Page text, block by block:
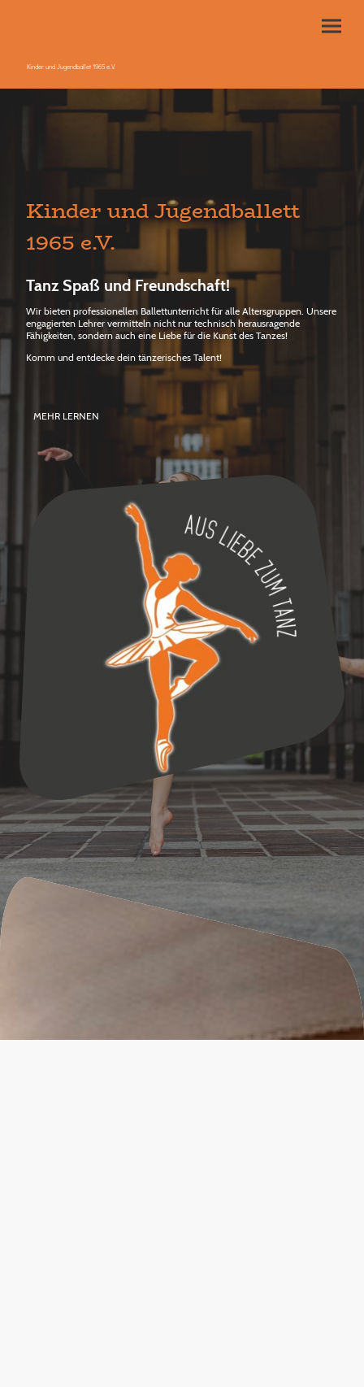
Kinder und Jugendballet 1965 e.V.
Kinder und Jugendballett
1965 e.V.
Tanz Spaß und Freundschaft!
Wir bieten professionellen Ballettunterricht für alle Altersgruppen. Unsere
engagierten Lehrer vermitteln nicht nur technisch herausragende
Fähigkeiten, sondern auch eine Liebe für die Kunst des Tanzes!
Komm und entdecke dein tänzerisches Talent!
MEHR LERNEN